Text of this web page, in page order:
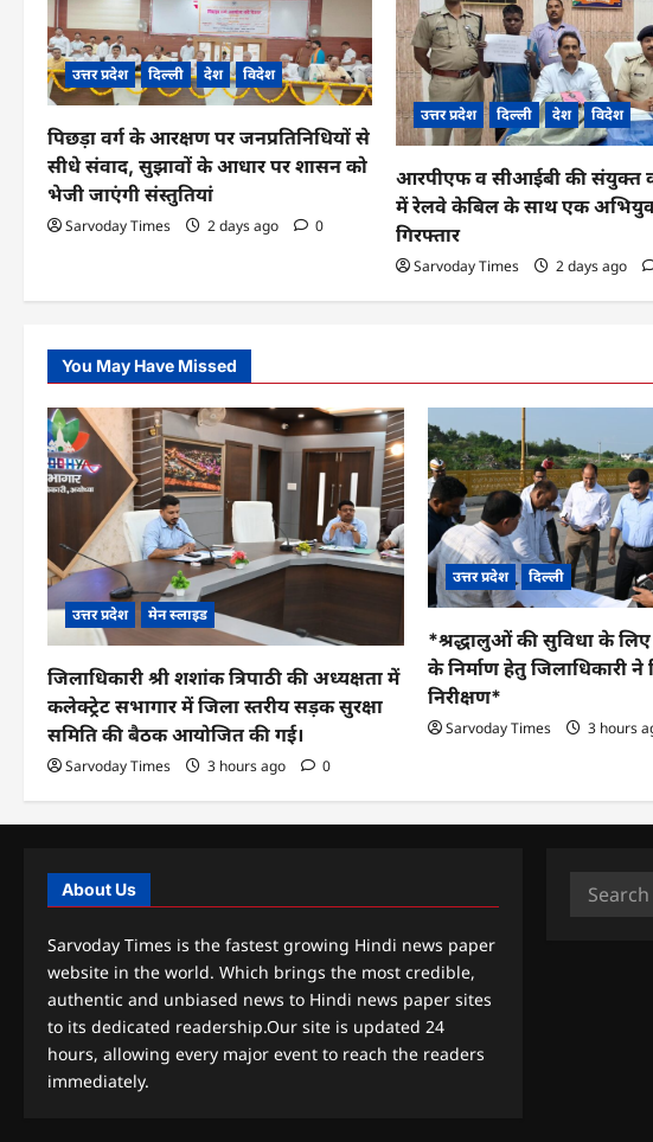
g
a
t
i
o
उत्तर प्रदेश दिल्ली देश विदेश
पिछड़ा वर्ग के आरक्षण पर जनप्रतिनिधियों से
सीधे संवाद, सुझावों के आधार पर शासन को
भेजी जाएंगी संस्तुतियां
Sarvoday Times 2 days ago 0
उत्तर प्रदेश दिल्ली देश विदेश
आरपीएफ व सीआईबी की संयुक्त
में रेलवे केबिल के साथ एक
गिरफ्तार
Sarvoday Times 2 days ago
You May Have Missed
उत्तर प्रदेश मेन स्लाइड
जिलाधिकारी श्री शशांक त्रिपाठी की अध्यक्षता में
कलेक्ट्रेट सभागार में जिला स्तरीय सड़क सुरक्षा
समिति की बैठक आयोजित की गई।
Sarvoday Times 3 hours ago 0
उत्तर प्रदेश दिल्ली
*श्रद्धालुओं की सुविधा के लिए
के निर्माण हेतु जिलाधिकारी ने
निरीक्षण*
Sarvoday Times 3 hours
About Us
Sarvoday Times is the fastest growing Hindi news paper
website in the world. Which brings the most credible,
authentic and unbiased news to Hindi news paper sites
to its dedicated readership.Our site is updated 24
hours, allowing every major event to reach the readers
immediately.
Search